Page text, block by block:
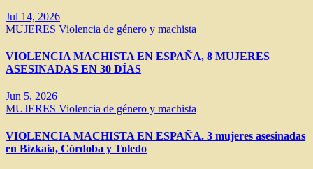
Jul 14, 2026
MUJERES Violencia de género y machista
VIOLENCIA MACHISTA EN ESPAÑA, 8 MUJERES
ASESINADAS EN 30 DÍAS
Jun 5, 2026
MUJERES Violencia de género y machista
VIOLENCIA MACHISTA EN ESPAÑA. 3 mujeres asesinadas
en Bizkaia, Córdoba y Toledo